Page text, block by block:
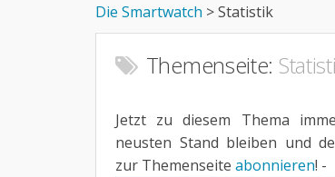
Die Smartwatch >Statistik
Themenseite:
Jetzt zu diesem Thema
neusten Stand bleiben und
zur Themenseite abonnieren! -